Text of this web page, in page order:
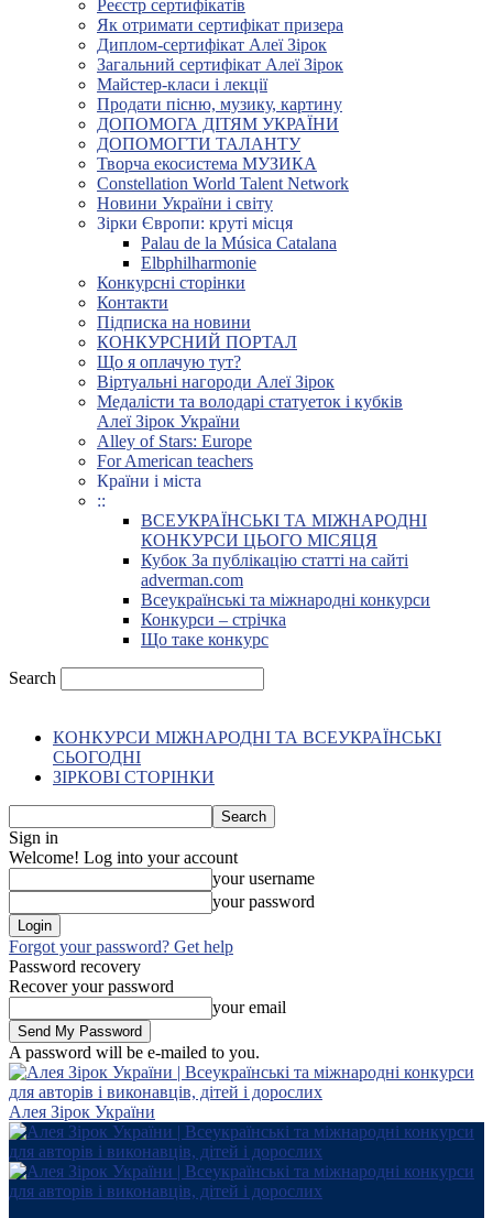
Реєстр сертифікатів
Як отримати сертифікат призера
Диплом-сертифікат Алеї Зірок
Загальний сертифікат Алеї Зірок
Майстер-класи і лекції
Продати пісню, музику, картину
ДОПОМОГА ДІТЯМ УКРАЇНИ
ДОПОМОГТИ ТАЛАНТУ
Творча екосистема МУЗИКА
Constellation World Talent Network
Новини України і світу
Зірки Європи: круті місця
Palau de la Música Catalana
Elbphilharmonie
Конкурсні сторінки
Контакти
Підписка на новини
КОНКУРСНИЙ ПОРТАЛ
Що я оплачую тут?
Віртуальні нагороди Алеї Зірок
Медалісти та володарі статуеток і кубків
Алеї Зірок України
Alley of Stars: Europe
For American teachers
Країни і міста
::
ВСЕУКРАЇНСЬКІ ТА МІЖНАРОДНІ
КОНКУРСИ ЦЬОГО МІСЯЦЯ
Кубок За публікацію статті на сайті
adverman.com
Всеукраїнські та міжнародні конкурси
Конкурси – стрічка
Що таке конкурс
Search
КОНКУРСИ МІЖНАРОДНІ ТА ВСЕУКРАЇНСЬКІ
СЬОГОДНІ
ЗІРКОВІ СТОРІНКИ
Sign in
Welcome! Log into your account
your username
your password
Forgot your password? Get help
Password recovery
Recover your password
your email
A password will be e-mailed to you.
Алея Зірок України